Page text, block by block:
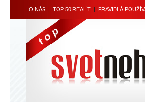
O NÁS | TOP 50 REALÍT | PRAVIDLÁ